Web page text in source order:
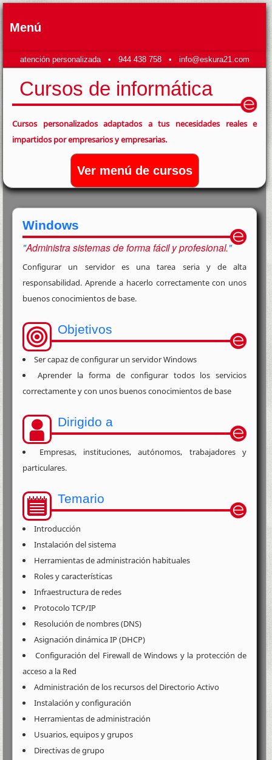
Menú
atención personalizada • 944 438 758• info@eskura21.com
Cursos de informática
Cursos personalizados adaptados a tus necesidades reales e
impartidos por empresarios y empresarias.
Ver menú de cursos
Windows
Administra sistemas de forma fácil y profesional.
Configurar un servidor es una tarea seria y de alta
responsabilidad. Aprende a hacerlo correctamente con unos
buenos conocimientos de base.
Objetivos
Ser capaz de configurar un servidor Windows
Aprender la forma de configurar todos los servicios
correctamente y con unos buenos conocimientos de base
Dirigido a
Empresas, instituciones, autónomos, trabajadores y
particulares.
Temario
Introducción
Instalación del sistema
Herramientas de administración habituales
Roles y características
Infraestructura de redes
Protocolo TCP/IP
Resolución de nombres (DNS)
Asignación dinámica IP (DHCP)
Configuración del Firewall de Windows y la protección de
acceso a la Red
Administración de los recursos del Directorio Activo
Instalación y configuración
Herramientas de administración
Usuarios, equipos y grupos
Directivas de grupo